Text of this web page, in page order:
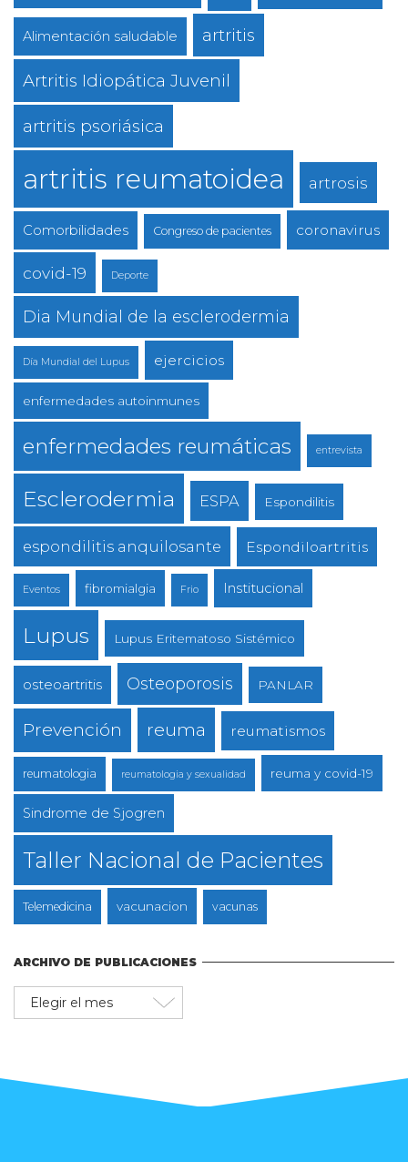
Alimentación saludable artritis
Artritis Idiopática Juvenil
artritis psoriásica
artritis reumatoidea artrosis
Comorbilidades Congreso de pacientes coronavirus
covid-19 Deporte
Dia Mundial de la esclerodermia
Día Mundial del Lupus ejercicios
enfermedades autoinmunes
enfermedades reumáticas entrevista
Esclerodermia ESPA Espondilitis
espondilitis anquilosante Espondiloartritis
Eventos fibromialgia Frio Institucional
Lupus Lupus Eritematoso Sistémico
osteoartritis Osteoporosis PANLAR
Prevención reuma reumatismos
reumatologia reumatologia y sexualidad reuma y covid-19
Sindrome de Sjogren
Taller Nacional de Pacientes
Telemedicina vacunacion vacunas
ARCHIVO DE PUBLICACIONES
Archivo
de